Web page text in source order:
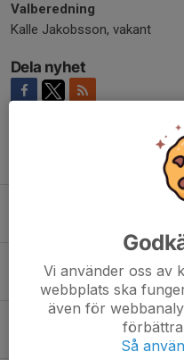
Valberedning
Kalle Jakobsson, vakant
Dela nyhet
Vinnare
Gå med i
15 jul, 11:20
Triss i matrisar 26/
14 jul, 11:50
Vi använder oss av
webbplats ska
även för
Så